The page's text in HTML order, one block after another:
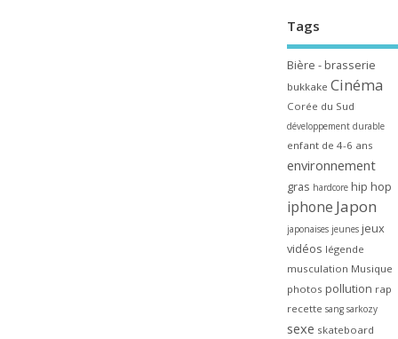
Tags
Bière - brasserie
bukkake Cinéma
Corée du Sud
développement durable
enfant de 4-6 ans
environnement
gras hardcore hip hop
iphone Japon
japonaises jeunes jeux
vidéos légende
musculation Musique
photos pollution rap
recette sang sarkozy
sexe skateboard